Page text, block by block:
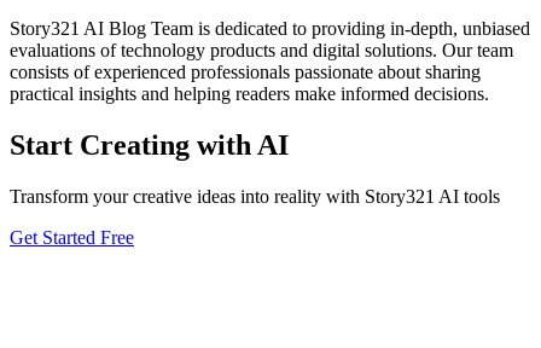
Story321 AI Blog Team is dedicated to providing in-depth, unbiased
evaluations of technology products and digital solutions. Our team
consists of experienced professionals passionate about sharing
practical insights and helping readers make informed decisions.
Start Creating with AI
Transform your creative ideas into reality with Story321 AI tools
Get Started Free